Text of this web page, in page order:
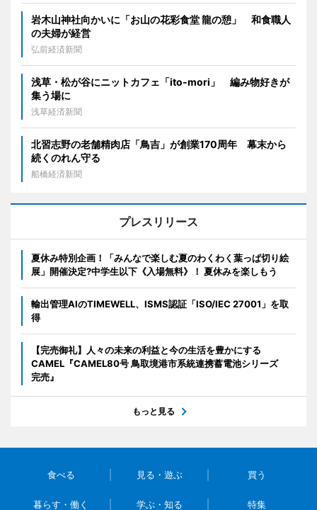
岩木山神社向かいに「お山の花彩食堂 龍の憩」 和食職人
の夫婦が経営
弘前経済新聞
浅草・松が谷にニットカフェ「ito-mori」 編み物好きが
集う場に
浅草経済新聞
北習志野の老舗精肉店「鳥吉」が創業170周年 幕末から
続くのれん守る
船橋経済新聞
プレスリリース
夏休み特別企画！「みんなで楽しむ夏のわくわく葉っぱ切り絵
展」開催決定?中学生以下《入場無料》！ 夏休みを楽しもう
輸出管理AIのTIMEWELL、ISMS認証「ISO/IEC 27001」を取
得
【完売御礼】人々の未来の利益と今の生活を豊かにする
CAMEL『CAMEL80号 鳥取境港市系統連携蓄電池シリーズ
完売』
もっと見る
食べる 見る・遊ぶ 買う
暮らす・働く 学ぶ・知る 特集